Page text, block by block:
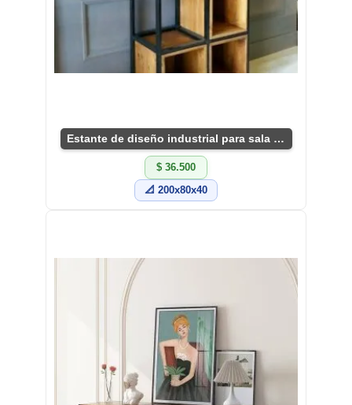
Estante de diseño industrial para sala moderna
$ 36.500
📐 200x80x40